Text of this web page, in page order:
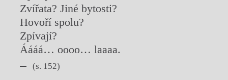
Zvířata? Jiné bytosti?
Hovoří spolu?
Zpívají?
Áááá… oooo… laaaa.
(s. 152)